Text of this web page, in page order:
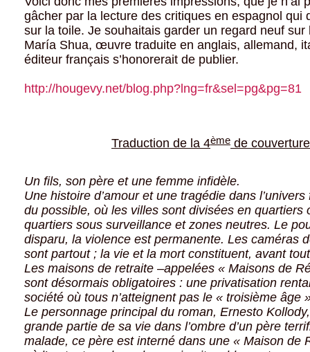
gâcher par la lecture des critiques en espagnol qui
sur la toile. Je souhaitais garder un regard neuf sur
María Shua, œuvre traduite en anglais, allemand,
éditeur français s’honorerait de publier.
http://hougevy.net/blog.php?lng=fr&sel=pg&pg=81
Traduction de la 4ème de couverture
Un fils, son père et une femme infidèle.
Une histoire d’amour et une tragédie dans
du possible, où les villes sont divisées en quartiers
quartiers sous surveillance et zones neutres. Le
disparu, la violence est permanente. Les caméras
sont partout ; la vie et la mort constituent, avant
Les maisons de retraite –appelées « Maisons de
sont désormais obligatoires : une privatisation
société où tous n’atteignent pas le « troisième âge
Le personnage principal du roman, Ernesto
grande partie de sa vie dans l’ombre d’un père
malade, ce père est interné dans une « Maison de